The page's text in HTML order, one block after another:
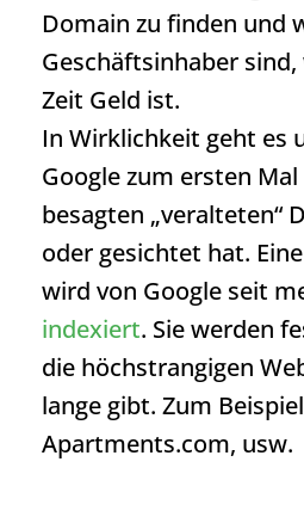
Domain zu finden und
Geschäftsinhaber sind,
Zeit Geld ist.
In Wirklichkeit geht es
Google zum ersten
besagten „veralteten“
oder gesichtet hat.
wird von Google seit
indexiert. Sie werden
die höchstrangigen
lange gibt. Zum
Apartments.com, usw.